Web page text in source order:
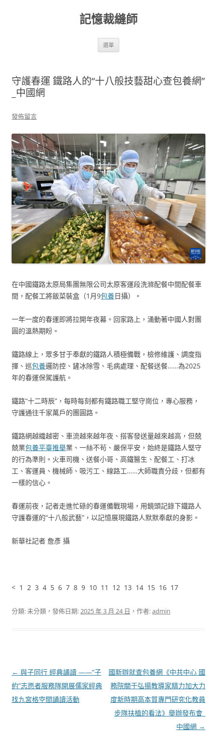
記憶裁縫師
選單
守護春運 鐵路人的“十八般技藝甜心查包養網”
_中國網
發佈留言
在中國鐵路太原局集團無限公司太原客運段洗滌配餐中間配餐車
間，配餐工將飯菜裝盒（1月9包養日攝）。
一年一度的春運即將拉開年夜幕。回家路上，涌動著中國人對團
圓的溫熱期盼。
鐵路線上，眾多甘于奉獻的鐵路人積極備戰，檢修維護、調度指
揮、巡包養邏防控、鏟冰除雪、毛病處理、配餐送餐……為2025
年的春運保駕護航。
鐵路“十二時辰”，每時每刻都有鐵路職工堅守崗位，專心服務，
守護通往千家萬戶的團圓路。
鐵路網越織越密、車流越來越年夜、搭客發送量越來越高，但兢
兢業包養平臺推舉業、一絲不茍、嚴保平安，始終是鐵路人堅守
的行為準則。火車司機、送餐小哥、高鐵醫生、配餐工、打冰
工、客運員、機械師、吸污工、線路工……大師職責分歧，但都有
一樣的信心。
春運前夜，記者走進忙碌的春運備戰現場，用鏡頭記錄下鐵路人
守護春運的“十八般武藝”，以記憶展現鐵路人默默奉獻的身影。
新華社記者 詹彥 攝
< 1 2 3 4 5 6 7 8 9 10 11 12 13 14 15 16 17
分類: 未分類，發佈日期:2025 年 3 月 24 日 ，作者:admin
文
章
導
← 與子同行 經典誦讀 ——“子
約”志愿者服務隊開展儒家經典
找九宮格空間誦讀活動
國新辦就查包養網《中共中心 國
務院關于弘揚教導家精力加大力
度新時期高本質專門研究化教員
步隊扶植的看法》舉辦發布會_
中國網 →